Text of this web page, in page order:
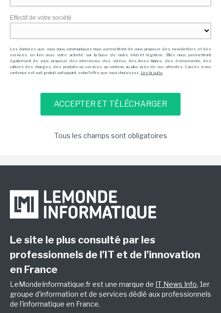
Effectif de votre société
Les données que vous nous communiquez nous permettront de vous proposer des newsletters et des
services en lien avec votre activité sur la base de notre intérêt légitime. Elles nous permettront
également de vous proposer des interviews, des vidéos, des livres blancs, des événements, des
cahiers des charges, des produits ou services au contenu au plus près de vos attentes. L'accès à nos
contenus est soit gratuit soit payant, selon l'offre que vous choisissez. Lire la suite
Tous les champs sont obligatoires
Le site le plus consulté par les
professionnels de l’IT et de l’innovation
en France
LeMondeInformatique.fr est une marque de IT News Info, 1er
groupe d'information et de services dédié aux professionnels
de l'informatique en France.